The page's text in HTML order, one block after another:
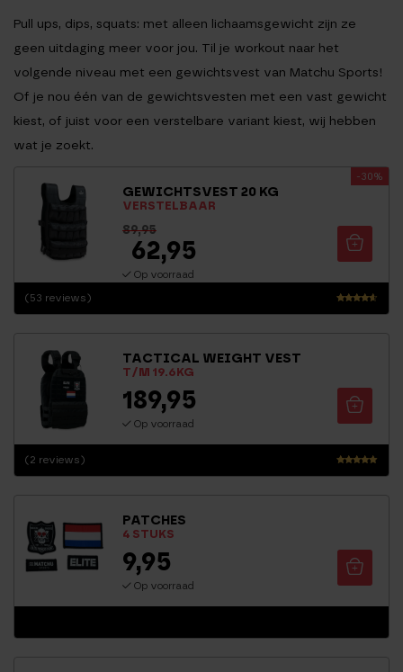
Pull ups, dips, squats: met alleen lichaamsgewicht zijn ze
geen uitdaging meer voor jou. Til je workout naar het
volgende niveau met een gewichtsvest van Matchu Sports!
Of je nou één van de gewichtsvesten met een vast gewicht
kiest, of juist voor een verstelbare variant kiest, wij hebben
wat je zoekt.
GEWICHTSVEST 20 KG
VERSTELBAAR
-30%
Waarderi
(53 reviews)
89,95
62,95
Op voorraad
TACTICAL WEIGHT VEST
T/M 19.6KG
Waarderin
(2 reviews)
189,95
Op voorraad
PATCHES
4 STUKS
9,95
Op voorraad